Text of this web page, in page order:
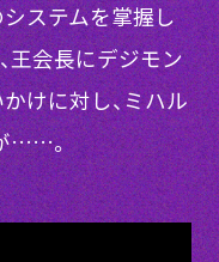
ステムを掌握し
王会長にデジモン
けに対し、ミハル
……。